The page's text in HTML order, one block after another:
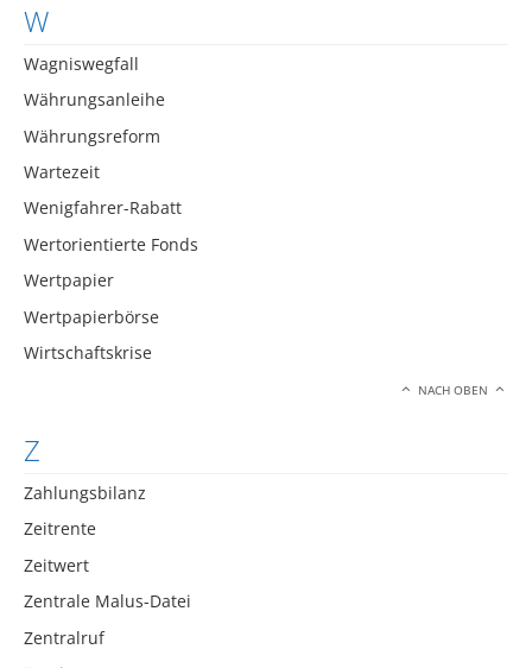
W
Wagniswegfall
Währungsanleihe
Währungsreform
Wartezeit
Wenigfahrer-Rabatt
Wertorientierte Fonds
Wertpapier
Wertpapierbörse
Wirtschaftskrise
NACH OBEN
Z
Zahlungsbilanz
Zeitrente
Zeitwert
Zentrale Malus-Datei
Zentralruf